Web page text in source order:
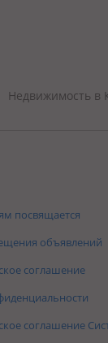
Недвижимость в
посвящается
объявлений
соглашение
соглашение